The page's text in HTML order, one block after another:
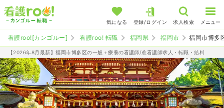
気になる 登録/ログイン 求人検索 メニュー
看護roo![カンゴルー] 看護roo! 転職 福岡県 福岡市 福岡市博多
【2026年8月最新】福岡市博多区の一般＋療養の看護師/准看護師求人・転職・給料